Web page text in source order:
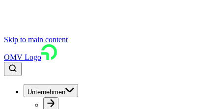
Skip to main content
OMV Logo
Unternehmen